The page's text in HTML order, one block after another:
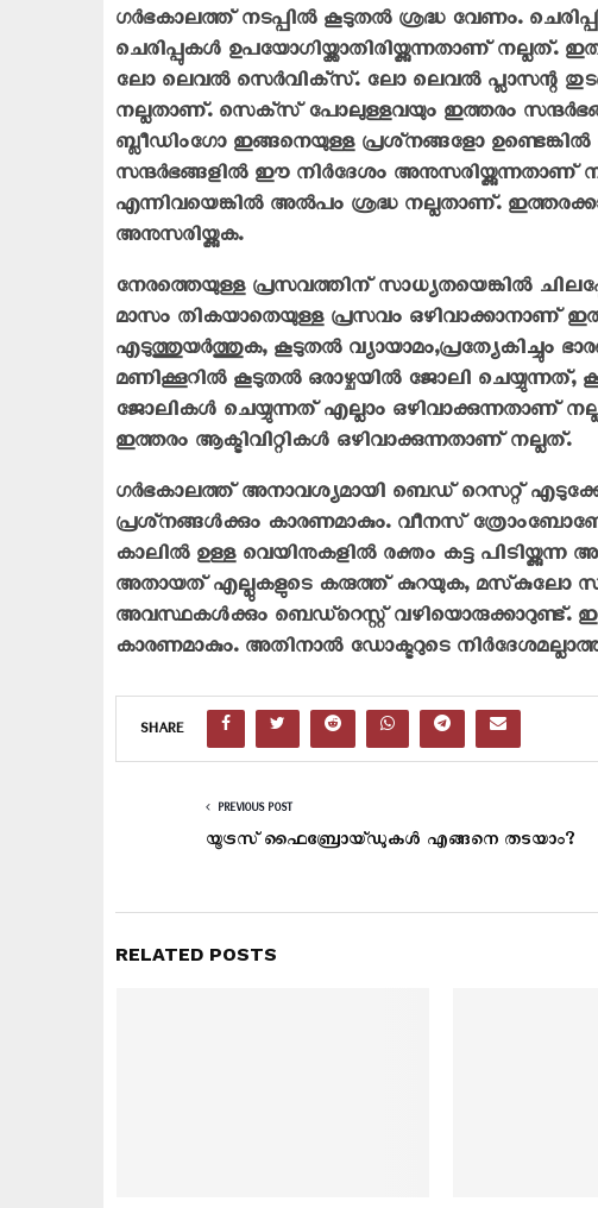
ഗര്‍ഭകാലത്ത് നടപ്പില്‍ കൂടുതല്‍ ശ്രദ്ധ വേണം.
ചെരിപ്പുകള്‍ ഉപയോഗിയ്ക്കാതിരിയ്ക്കുന്നതാണ് നല്ലത്.
ലോ ലെവല്‍ സെര്‍വിക്‌സ്. ലോ ലെവല്‍ പ്ലാസന്റ
നല്ലതാണ്. സെക്‌സ് പോലുള്ളവയും ഇത്തരം
ബ്ലീഡിംഗോ ഇങ്ങനെയുള്ള പ്രശ്‌നങ്ങളോ ഉണ്ടെങ്കില്‍
സന്ദര്‍ഭങ്ങളില്‍ ഈ നിര്‍ദേശം അനുസരിയ്ക്കുന്നതാണ്
എന്നിവയെങ്കില്‍ അല്‍പം ശ്രദ്ധ നല്ലതാണ്.
അനുസരിയ്ക്കുക.
നേരത്തെയുള്ള പ്രസവത്തിന് സാധ്യതയെങ്കില്‍
മാസം തികയാതെയുള്ള പ്രസവം ഒഴിവാക്കാനാണ്
എടുത്തുയര്‍ത്തുക, കൂടുതല്‍ വ്യായാമം,പ്രത്യേകിച്ചും
മണിക്കൂറില്‍ കൂടുതല്‍ ഒരാഴ്ചയില്‍ ജോലി
ജോലികള്‍ ചെയ്യുന്നത് എല്ലാം ഒഴിവാക്കുന്നതാണ്
ഇത്തരം ആക്ടിവിറ്റികള്‍ ഒഴിവാക്കുന്നതാണ് നല്ലത്.
ഗര്‍ഭകാലത്ത് അനാവശ്യമായി ബെഡ് റെസറ്റ്
പ്രശ്‌നങ്ങള്‍ക്കും കാരണമാകും. വീനസ്
കാലില്‍ ഉള്ള വെയിനുകളില്‍ രക്തം കട്ട
അതായത് എല്ലുകളുടെ കരുത്ത് കുറയുക, മസ്‌കുലോ
അവസ്ഥകള്‍ക്കും ബെഡ്‌റെസ്റ്റ് വഴിയൊരുക്കാറുണ്ട്.
കാരണമാകും. അതിനാൽ ഡോക്ടറുടെ
SHARE
PREVIOUS POST
യൂട്രസ് ഫൈബ്രോയ്ഡുകള്‍ എങ്ങനെ തടയാം?
RELATED POSTS